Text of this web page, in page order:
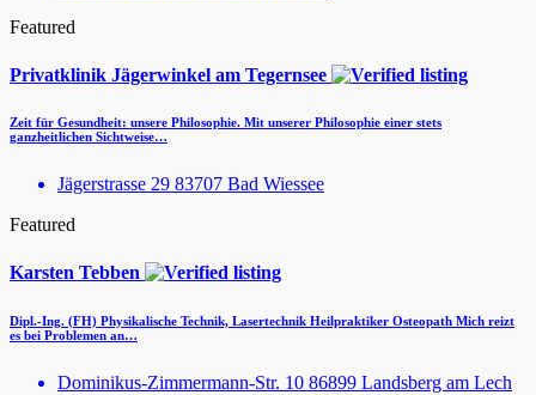
Featured
Privatklinik Jägerwinkel am Tegernsee
Zeit für Gesundheit: unsere Philosophie. Mit unserer Philosophie einer stets
ganzheitlichen Sichtweise…
Jägerstrasse 29 83707 Bad Wiessee
Featured
Karsten Tebben
Dipl.-Ing. (FH) Physikalische Technik, Lasertechnik Heilpraktiker Osteopath Mich reizt
es bei Problemen an…
Dominikus-Zimmermann-Str. 10 86899 Landsberg am Lech